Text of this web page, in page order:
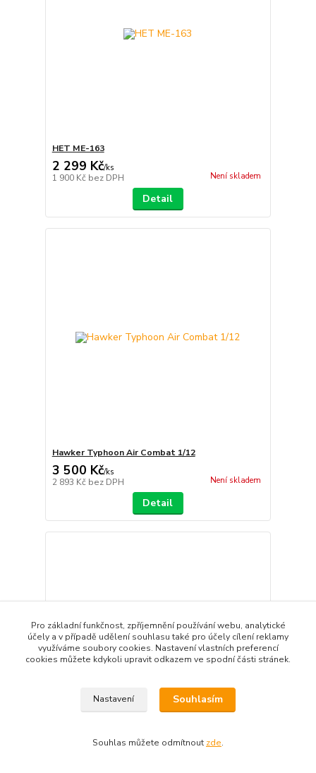
HET ME-163
2 299 Kč/ks
1 900 Kč bez DPH Není skladem
Detail
Hawker Typhoon Air Combat 1/12
3 500 Kč/ks
2 893 Kč bez DPH Není skladem
Detail
Pro základní funkčnost, zpříjemnění používání webu, analytické
účely a v případě udělení souhlasu také pro účely cílení reklamy
využíváme soubory cookies. Nastavení vlastních preferencí
cookies můžete kdykoli upravit odkazem ve spodní části stránek.
Nastavení Souhlasím
Souhlas můžete odmítnout zde.